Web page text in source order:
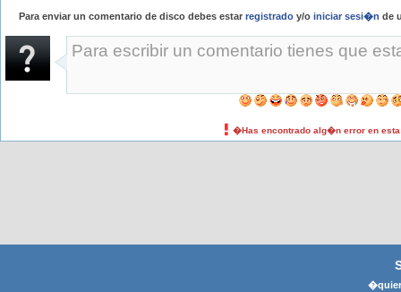
Para enviar un comentario de disco debes estar registrado y/o iniciar sesi�n de
�Has encontrado alg�n error en